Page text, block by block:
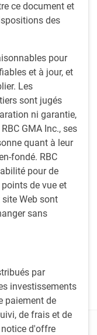
ce document et
des
pour
et à jour, et
Les
sont jugés
ni garantie,
GMA Inc., ses
quant à leur
fondé. RBC
pour de
de vue et
Web sont
sans
par
investissements
paiement de
de frais et de
notice d'offre
et à notre
d’experts sur les
de
aux investisseurs
PH&N
(The